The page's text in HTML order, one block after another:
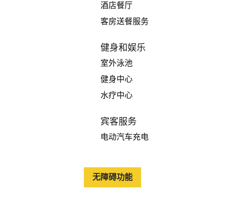
酒店餐厅
客房送餐服务
健身和娱乐
室外泳池
健身中心
水疗中心
宾客服务
电动汽车充电
无障碍功能